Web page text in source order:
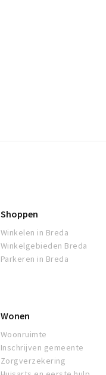
Shoppen
Winkelen in Breda
Winkelgebieden Breda
Parkeren in Breda
Wonen
Woonruimte
Inschrijven gemeente
Zorgverzekering